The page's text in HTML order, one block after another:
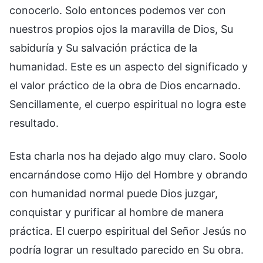
conocerlo. Solo entonces podemos ver con
nuestros propios ojos la maravilla de Dios, Su
sabiduría y Su salvación práctica de la
humanidad. Este es un aspecto del significado y
el valor práctico de la obra de Dios encarnado.
Sencillamente, el cuerpo espiritual no logra este
resultado.
Esta charla nos ha dejado algo muy claro. Soolo
encarnándose como Hijo del Hombre y obrando
con humanidad normal puede Dios juzgar,
conquistar y purificar al hombre de manera
práctica. El cuerpo espiritual del Señor Jesús no
podría lograr un resultado parecido en Su obra.